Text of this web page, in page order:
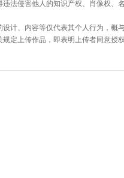
法侵害他人的知识产权、肖像权、
计、内容等仅代表其个人行为，概
定上传作品，即表明上传者同意授